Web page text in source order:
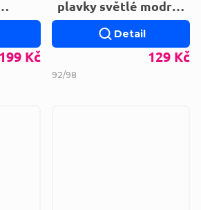
199 Kč
plavky světlé modré
PAW24-0529
129 Kč
Detail
92/98